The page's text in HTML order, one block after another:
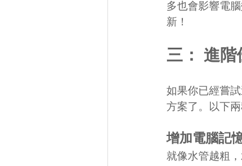
多也會影響電
新！
三： 進
如果你已經嘗
方案了。以下
增加電腦記
就像水管越粗